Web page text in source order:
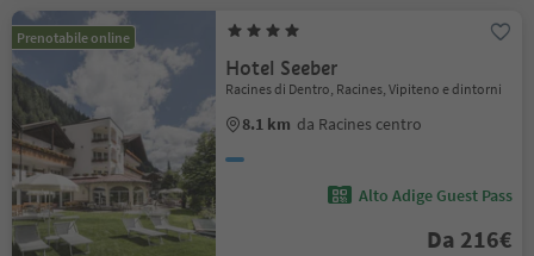
Prenotabile online
Hotel Seeber
Racines di Dentro, Racines, Vipiteno e dintorni
8.1 km da Racines centro
Alto Adige Guest Pass
Da 216€